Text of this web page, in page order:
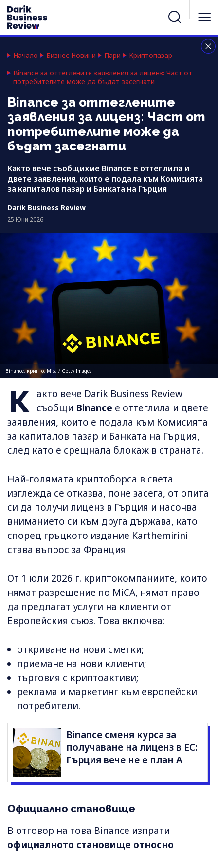
Начало Бизнес Новини Пари
Криптопазар
Binance за оттеглените заявления за лиценз: Част от
потребителите може да бъдат засегнати
Binance за оттеглените
заявления за лиценз: Част от
потребителите може да
бъдат засегнати
Както вече съобщихме Binance е оттеглила и
двете заявления, които е подала към Комисията
за капиталов пазар и Банката на Гърция
Darik Business Review
25 Юни 2026
Binance, крипто, Mica / Getty Images
К
акто вече Darik Business Review
съобщи Binance е оттеглила и двете
заявления, които е подала към Комисията
за капиталов пазар и Банката на Гърция,
след като е срещнала блокаж в страната.
Най-голямата криптоборса в света
изглежда се отказва, поне засега, от опита
си да получи лиценз в Гърция и насочва
вниманието си към друга държава, като
според гръцкото издание Karthemirini
става въпрос за Франция.
От 1 юли 2026 г. криптокомпаниите, които
нямат разрешение по MiCA, нямат право
да предлагат услуги на клиенти от
Европейския съюз. Това включва:
откриване на нови сметки;
приемане на нови клиенти;
търговия с криптоактиви;
реклама и маркетинг към европейски
потребители.
Binance сменя курса за
получаване на лиценз в ЕС:
Гърция вече не е план A
Официално становище
В отговор на това Binance изпрати
официалното становище относно